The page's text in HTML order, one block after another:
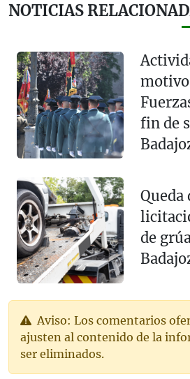
NOTICIAS
motivo
fin de
Queda
de
Aviso: Los comentarios
ajusten al contenido de la
ser eliminados.